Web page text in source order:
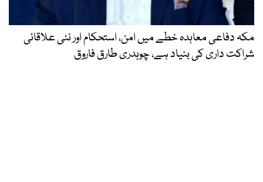
مکہ دفاعی معاہدہ خطے میں امن، استحکام اور نئی علاقائی
شراکت داری کی بنیاد ہے، چوہدری طارق فاروق